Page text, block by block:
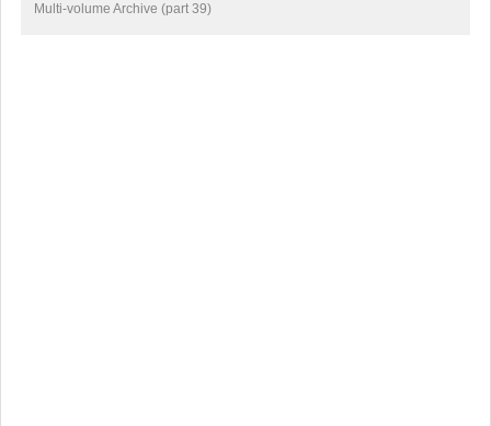
Multi-volume Archive (part 39)